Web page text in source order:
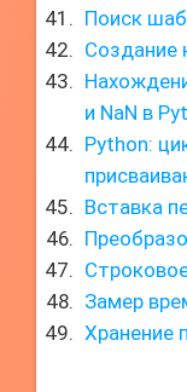
Поиск
Создание
и NaN в
Python:
Вставка
Замер
Хранение